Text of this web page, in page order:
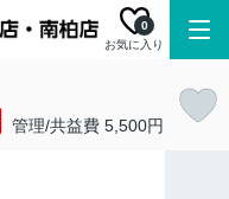
お気に入り
0
管理/共益費 5,500円